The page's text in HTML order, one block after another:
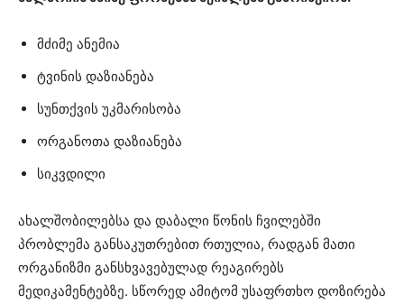
მძიმე ანემია
ტვინის დაზიანება
სუნთქვის უკმარისობა
ორგანოთა დაზიანება
სიკვდილი
ახალშობილებსა და დაბალი წონის ჩვილებში
პრობლემა განსაკუთრებით რთულია, რადგან მათი
ორგანიზმი განსხვავებულად რეაგირებს
მედიკამენტებზე. სწორედ ამიტომ უსაფრთხო დოზირება